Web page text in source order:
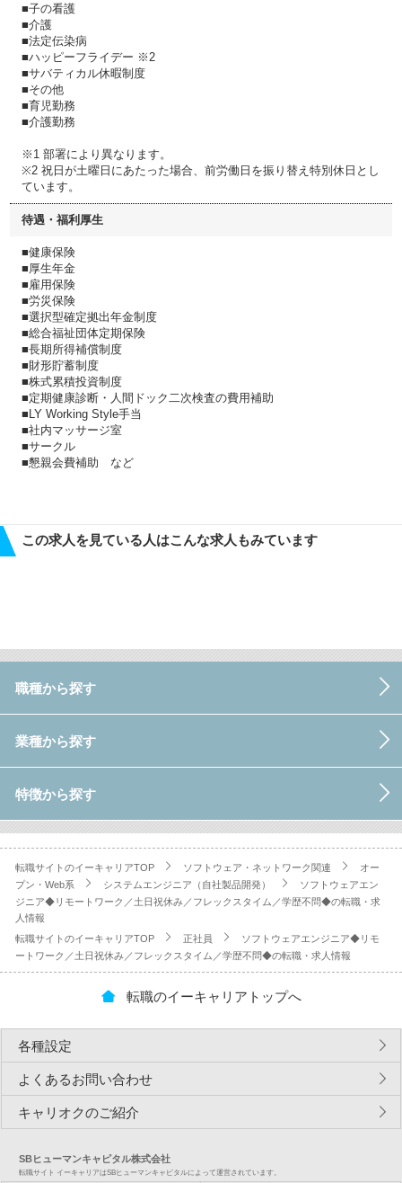
■子の看護
■介護
■法定伝染病
■ハッピーフライデー ※2
■サバティカル休暇制度
■その他
■育児勤務
■介護勤務
※1 部署により異なります。
※2 祝日が土曜日にあたった場合、前労働日を振り替え特別休日とし
ています。
待遇・福利厚生
■健康保険
■厚生年金
■雇用保険
■労災保険
■選択型確定拠出年金制度
■総合福祉団体定期保険
■長期所得補償制度
■財形貯蓄制度
■株式累積投資制度
■定期健康診断・人間ドック二次検査の費用補助
■LY Working Style手当
■社内マッサージ室
■サークル
■懇親会費補助 など
この求人を見ている人はこんな求人もみています
職種から探す
業種から探す
特徴から探す
転職サイトのイーキャリアTOP ソフトウェア・ネットワーク関連
オー
プン・Web系
システムエンジニア（自社製品開発）
ソフトウェアエン
ジニア◆リモートワーク／土日祝休み／フレックスタイム／学歴不問◆の転職・求
人情報
転職サイトのイーキャリアTOP
正社員
ソフトウェアエンジニア◆リモ
ートワーク／土日祝休み／フレックスタイム／学歴不問◆の転職・求人情報
転職のイーキャリアトップへ
各種設定
よくあるお問い合わせ
キャリオクのご紹介
SBヒューマンキャピタル株式会社
転職サイト イーキャリアはSBヒューマンキャピタルによって運営されています。